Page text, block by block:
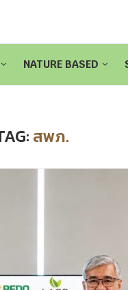
NATURE BASED
สพภ.